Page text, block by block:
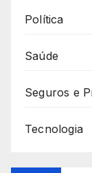
Política
Saúde
Seguros e
Tecnologia